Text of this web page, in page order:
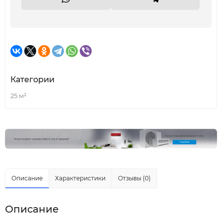
Категории
25 м²
Описание Характеристики Отзывы (0)
Описание